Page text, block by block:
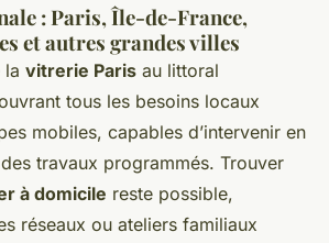
: Paris, Île-de-France,
et autres grandes villes
la vitrerie Paris au littoral
tous les besoins locaux
mobiles, capables d’intervenir en
travaux programmés. Trouver
à domicile reste possible,
réseaux ou ateliers familiaux